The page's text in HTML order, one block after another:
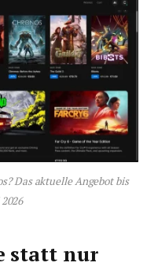
Das aktuelle Angebot bis
statt nur